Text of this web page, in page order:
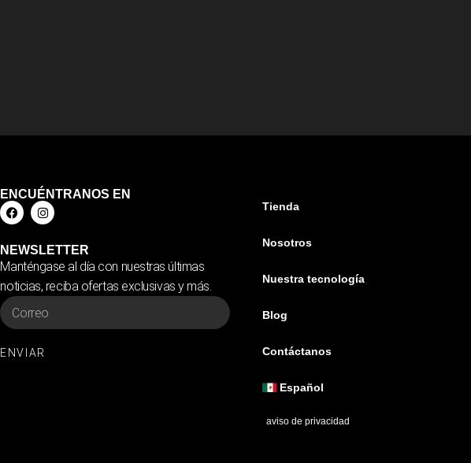
ENCUÉNTRANOS EN
NEWSLETTER
Manténgase al día con nuestras últimas
noticias, reciba ofertas exclusivas y más.
ENVIAR
Tienda
Nosotros
Nuestra tecnología
Blog
Contáctanos
Español
aviso de privacidad